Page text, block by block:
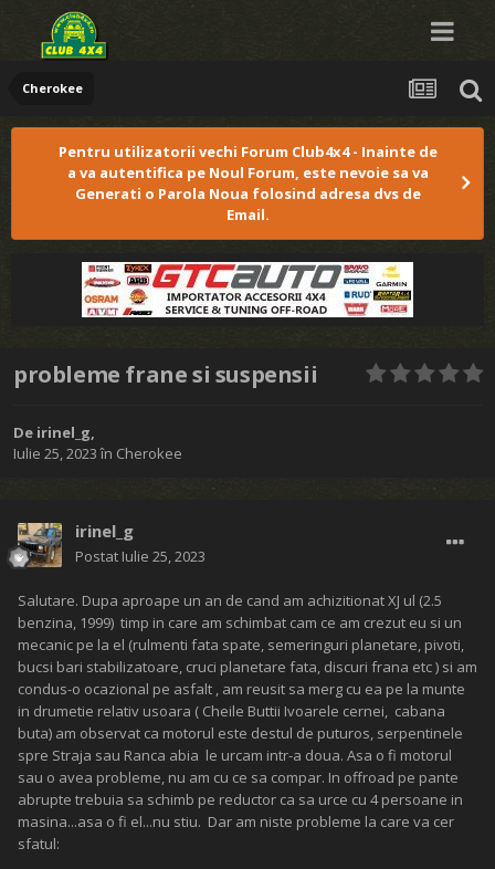
Cherokee
Pentru utilizatorii vechi Forum Club4x4 - Inainte de
a va autentifica pe Noul Forum, este nevoie sa va
Generati o Parola Noua folosind adresa dvs de
Email.
probleme frane si suspensii
De irinel_g,
Iulie 25, 2023în Cherokee
irinel_g
Postat Iulie 25, 2023
Salutare. Dupa aproape un an de cand am achizitionat XJ ul (2.5
benzina, 1999) timp in care am schimbat cam ce am crezut eu si un
mecanic pe la el (rulmenti fata spate, semeringuri planetare, pivoti,
bucsi bari stabilizatoare, cruci planetare fata, discuri frana etc ) si am
condus-o ocazional pe asfalt , am reusit sa merg cu ea pe la munte
in drumetie relativ usoara ( Cheile Buttii Ivoarele cernei, cabana
buta) am observat ca motorul este destul de puturos, serpentinele
spre Straja sau Ranca abia le urcam intr-a doua. Asa o fi motorul
sau o avea probleme, nu am cu ce sa compar. In offroad pe pante
abrupte trebuia sa schimb pe reductor ca sa urce cu 4 persoane in
masina...asa o fi el...nu stiu. Dar am niste probleme la care va cer
sfatul: